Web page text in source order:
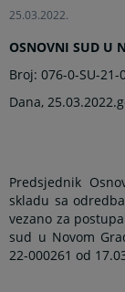
25.03.2022.
OSNOVNI SUD U
Broj: 076-0-SU-21-
Dana,
Predsjednik
skladu sa
vezano za
sud u Novom
22-000261 od